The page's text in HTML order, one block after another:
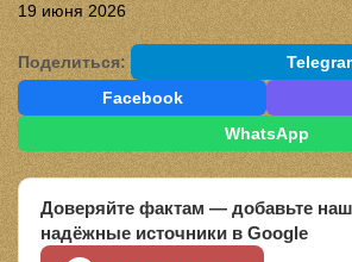
19 июня 2026
Поделиться:
Facebook
WhatsApp
Доверяйте фактам — добавьте
надёжные источники в Google